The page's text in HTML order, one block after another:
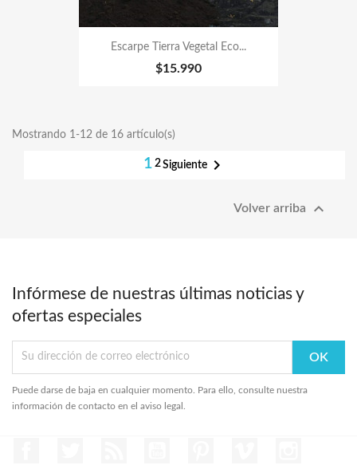
Escarpe Tierra Vegetal Eco...
$15.990
Mostrando 1-12 de 16 artículo(s)
1 2Siguiente
Volver arriba 
Infórmese de nuestras últimas noticias y
ofertas especiales
Puede darse de baja en cualquier momento. Para ello, consulte nuestra
información de contacto en el aviso legal.